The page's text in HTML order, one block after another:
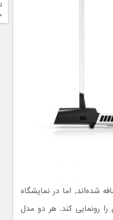
رونمایی کند. هر دو مدل